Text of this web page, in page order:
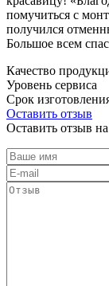
помучиться с
получился
Большое всем
Качество
Уровень сервиса
Срок
Оставить отзыв
Оставить отзыв